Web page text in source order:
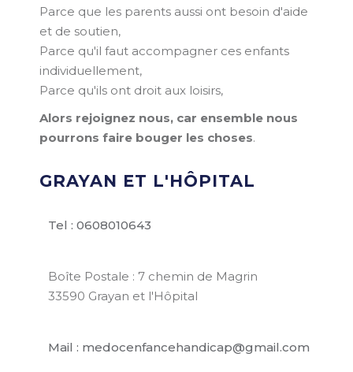
Parce que les parents aussi ont besoin d'aide
et de soutien,
Parce qu'il faut accompagner ces enfants
individuellement,
Parce qu'ils ont droit aux loisirs,
Alors rejoignez nous, car ensemble nous
pourrons faire bouger les choses.
GRAYAN ET L'HÔPITAL
Tel : 0608010643
Boîte Postale : 7 chemin de Magrin
33590 Grayan et l'Hôpital
Mail : medocenfancehandicap@gmail.com